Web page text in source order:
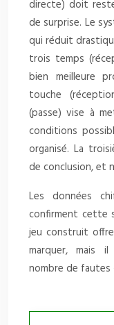
directe) doit
de surprise. Le
qui réduit
trois temps
bien meilleure
touche
(passe) vise à
conditions
organisé. La
de conclusion, et
Les données
confirment cette
jeu construit
marquer, mais
nombre de fautes